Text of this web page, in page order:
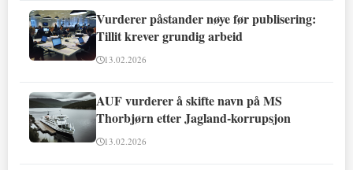
Vurderer påstander nøye før publisering:
Tillit krever grundig arbeid
13.02.2026
AUF vurderer å skifte navn på MS
Thorbjørn etter Jagland-korrupsjon
13.02.2026